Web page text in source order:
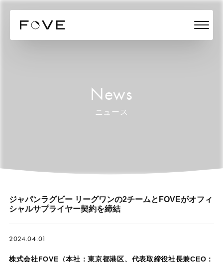
News
ニュース
ジャパンラグビー リーグワンの2チームとFOVEがオフィ
シャルサプライヤー契約を締結
2024.04.01
株式会社FOVE（本社：東京都港区、代表取締役社長兼CEO：